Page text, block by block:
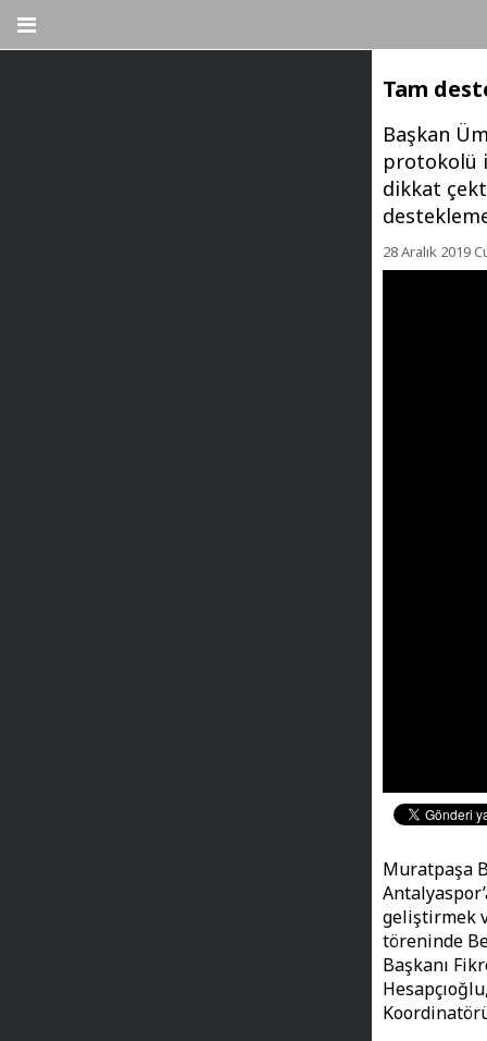
Tam
Başkan
protokolü
dikkat
28 Aralık 2019
Muratpaşa
geliştirmek
töreninde
Başkanı